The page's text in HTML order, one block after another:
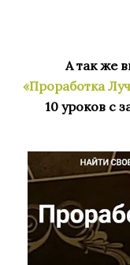
А так же
«Проработка
10 уроков с